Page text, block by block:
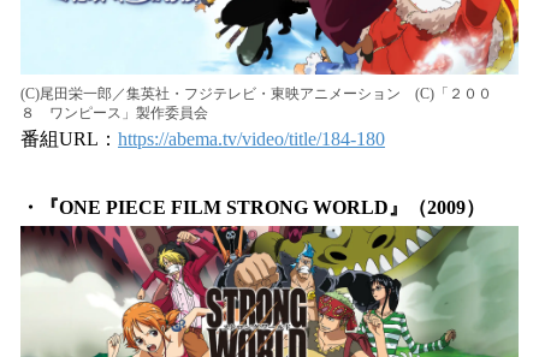
(C)尾田栄一郎／集英社・フジテレビ・東映アニメーション (C)「２００
８ ワンピース」製作委員会
番組URL： https://abema.tv/video/title/184-180
・『ONE PIECE FILM STRONG WORLD』（2009）